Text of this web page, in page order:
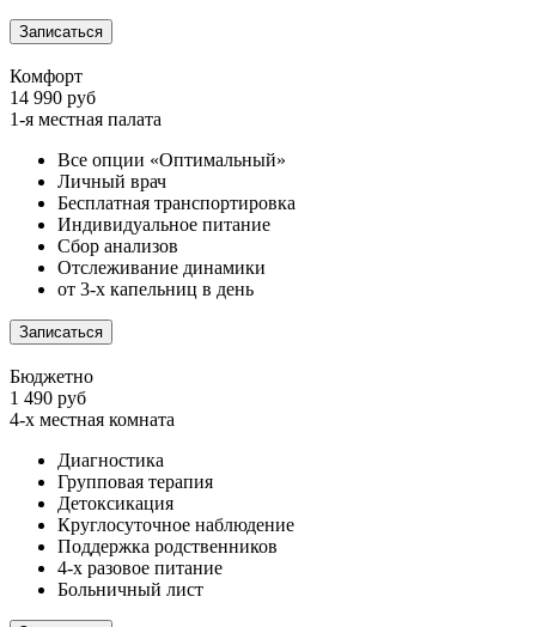
Записаться
Комфорт
14 990 руб
1-я местная палата
Все опции «Оптимальный»
Личный врач
Бесплатная транспортировка
Индивидуальное питание
Сбор анализов
Отслеживание динамики
от 3-х капельниц в день
Записаться
Бюджетно
1 490 руб
4-х местная комната
Диагностика
Групповая терапия
Детоксикация
Круглосуточное наблюдение
Поддержка родственников
4-х разовое питание
Больничный лист